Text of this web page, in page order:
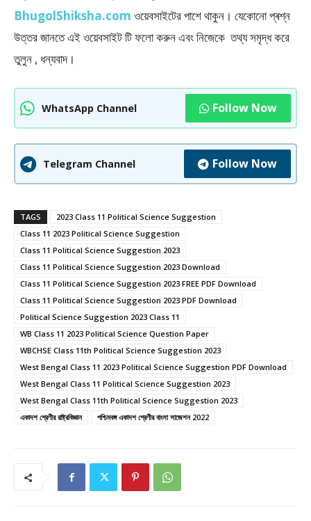
BhugolShiksha.com ওয়েবসাইটের পাশে থাকুন। যেকোনো প্ৰশ্ন
উত্তর জানতে এই ওয়েবসাইট টি ফলাে করুন এবং নিজেকে তথ্য সমৃদ্ধ করে
তুলুন , ধন্যবাদ।
WhatsApp Channel Follow Now
Telegram Channel Follow Now
TAGS
2023 Class 11 Political Science Suggestion
Class 11 2023 Political Science Suggestion
Class 11 Political Science Suggestion 2023
Class 11 Political Science Suggestion 2023 Download
Class 11 Political Science Suggestion 2023 FREE PDF Download
Class 11 Political Science Suggestion 2023 PDF Download
Political Science Suggestion 2023 Class 11
WB Class 11 2023 Political Science Question Paper
WBCHSE Class 11th Political Science Suggestion 2023
West Bengal Class 11 2023 Political Science Suggestion PDF Download
West Bengal Class 11 Political Science Suggestion 2023
West Bengal Class 11th Political Science Suggestion 2023
একাদশ শ্রেণীর রাষ্ট্রবিজ্ঞান
পশ্চিমবঙ্গ একাদশ শ্রেণীর বাংলা সাজেশন 2022